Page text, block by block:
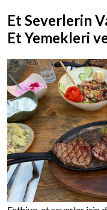
Et Severlerin
Et Yemekleri